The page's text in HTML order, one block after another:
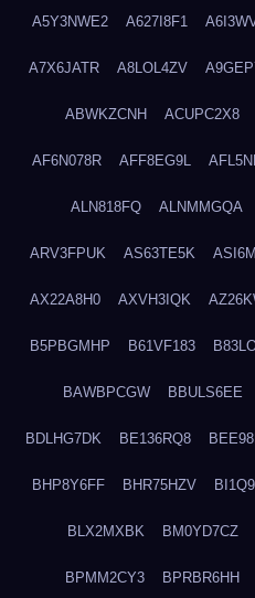
A5Y3NWE2 A627I8F1
A7X6JATR A8LOL4ZV
ABWKZCNH ACUPC2X8
AF6N078R AFF8EG9L
ALN818FQ ALNMMGQA
ARV3FPUK AS63TE5K
AX22A8H0 AXVH3IQK
B5PBGMHP B61VF183
BAWBPCGW BBULS6EE
BDLHG7DK BE136RQ8
BHP8Y6FF BHR75HZV
BLX2MXBK BM0YD7CZ
BPMM2CY3 BPRBR6HH